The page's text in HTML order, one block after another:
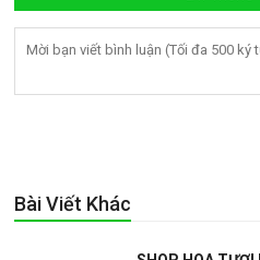
Bài Viết Khác